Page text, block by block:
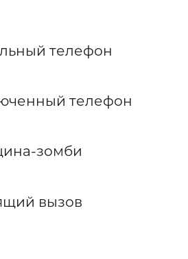
телефон
телефон
зомби
вызов